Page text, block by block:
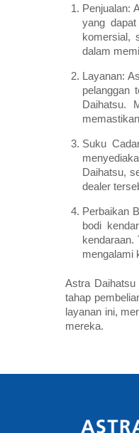
Penjualan:
yang
komersial,
dalam
Layanan:
pelanggan
Daihatsu.
Suku
Daihatsu,
dealer
Perbaikan
bodi
kendaraan.
mengalami
Astra
tahap
layanan ini,
mereka.